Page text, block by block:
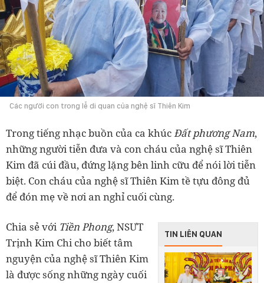
Các người con trong lễ di quan của nghệ sĩ Thiên Kim
Trong tiếng nhạc buồn của ca khúcĐất phương Nam,
những người tiễn đưa và con cháu của nghệ sĩ Thiên
Kim đã cúi đầu, đứng lặng bên linh cữu để nói lời tiễn
biệt. Con cháu của nghệ sĩ Thiên Kim tề tựu đông đủ
để đón mẹ về nơi an nghỉ cuối cùng.
TIN LIÊN QUAN
Chia sẻ với Tiền Phong, NSƯT
Trịnh Kim Chi cho biết tâm
nguyện của nghệ sĩ Thiên Kim
là được sống những ngày cuối